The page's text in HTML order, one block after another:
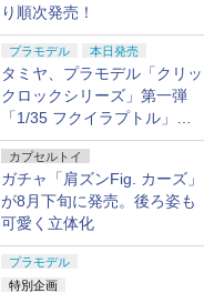
り順次発売！
プラモデル 本日発売
タミヤ、プラモデル「クリッ
クロックシリーズ」第一弾
「1/35 フクイラプトル」本
日発売！
カプセルトイ
ガチャ「肩ズンFig. カーズ」
が8月下旬に発売。後ろ姿も
可愛く立体化
プラモデル
特別企画